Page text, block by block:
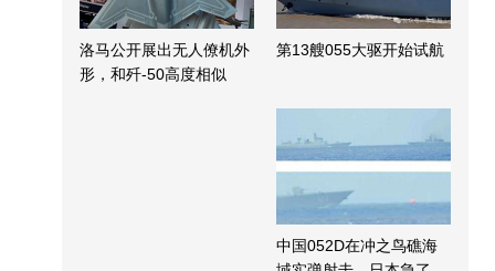
洛马公开展出无人僚机外
形，和歼-50高度相似
第13艘055大驱开始试航
中国052D在冲之鸟礁海